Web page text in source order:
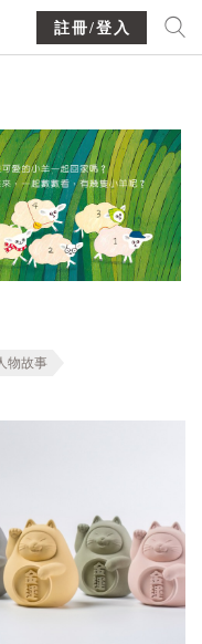
註冊/登入
物故事